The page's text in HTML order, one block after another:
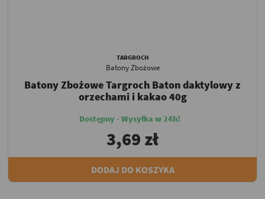
TARGROCH
Batony Zbożowe
Batony Zbożowe Targroch Baton daktylowy z
orzechami i kakao 40g
Dostępny - Wysyłka w 24h!
3,69 zł
DODAJ DO KOSZYKA